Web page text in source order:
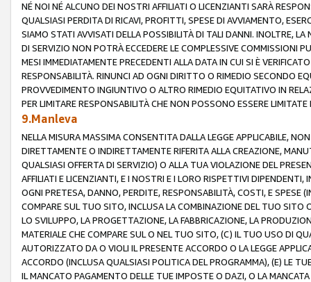
NÉ NOI NÉ ALCUNO DEI NOSTRI AFFILIATI O LICENZIANTI SARÀ
QUALSIASI PERDITA DI RICAVI, PROFITTI, SPESE DI AVVIAMENTO,
SIAMO STATI AVVISATI DELLA POSSIBILITÀ DI TALI DANNI. INOLTRE,
DI SERVIZIO NON POTRÀ ECCEDERE LE COMPLESSIVE COMMISSIONI
MESI IMMEDIATAMENTE PRECEDENTI ALLA DATA IN CUI SI È
RESPONSABILITÀ. RINUNCI AD OGNI DIRITTO O RIMEDIO SECONDO
PROVVEDIMENTO INGIUNTIVO O ALTRO RIMEDIO EQUITATIVO IN
PER LIMITARE RESPONSABILITÀ CHE NON POSSONO ESSERE LIMITATE
9.Manleva
NELLA MISURA MASSIMA CONSENTITA DALLA LEGGE APPLICABILE,
DIRETTAMENTE O INDIRETTAMENTE RIFERITA ALLA CREAZIONE,
QUALSIASI OFFERTA DI SERVIZIO) O ALLA TUA VIOLAZIONE DEL
AFFILIATI E LICENZIANTI, E I NOSTRI E I LORO RISPETTIVI
OGNI PRETESA, DANNO, PERDITE, RESPONSABILITÀ, COSTI, E SPESE
COMPARE SUL TUO SITO, INCLUSA LA COMBINAZIONE DEL TUO SITO
LO SVILUPPO, LA PROGETTAZIONE, LA FABBRICAZIONE, LA
MATERIALE CHE COMPARE SUL O NEL TUO SITO, (C) IL TUO USO DI
AUTORIZZATO DA O VIOLI IL PRESENTE ACCORDO O LA LEGGE
ACCORDO (INCLUSA QUALSIASI POLITICA DEL PROGRAMMA), (E) LE
IL MANCATO PAGAMENTO DELLE TUE IMPOSTE O DAZI, O LA